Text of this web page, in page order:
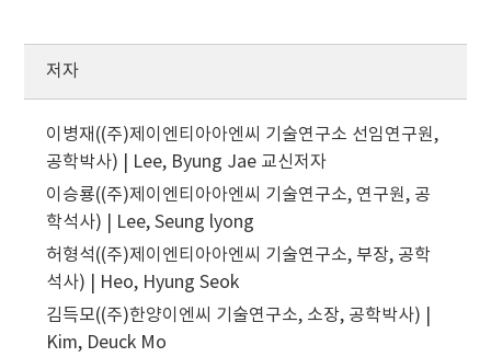
저자
이병재((주)제이엔티아아엔씨 기술연구소 선임연구원,
공학박사) | Lee, Byung Jae 교신저자
이승룡((주)제이엔티아아엔씨 기술연구소, 연구원, 공
학석사) | Lee, Seung lyong
허형석((주)제이엔티아아엔씨 기술연구소, 부장, 공학
석사) | Heo, Hyung Seok
김득모((주)한양이엔씨 기술연구소, 소장, 공학박사) |
Kim, Deuck Mo